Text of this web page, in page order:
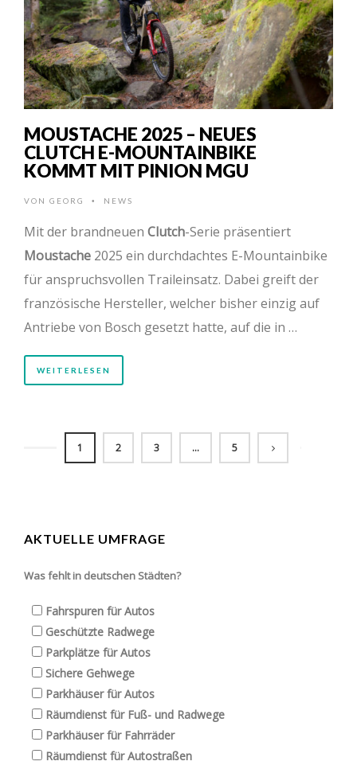
MOUSTACHE 2025 – NEUES
CLUTCH E-MOUNTAINBIKE
KOMMT MIT PINION MGU
VON GEORG • NEWS
Mit der brandneuen Clutch-Serie präsentiert
Moustache 2025 ein durchdachtes E-Mountainbike
für anspruchsvollen Traileinsatz. Dabei greift der
französische Hersteller, welcher bisher einzig auf
Antriebe von Bosch gesetzt hatte, auf die in …
WEITERLESEN
1 2 3 … 5
AKTUELLE UMFRAGE
Was fehlt in deutschen Städten?
Fahrspuren für Autos
Geschützte Radwege
Parkplätze für Autos
Sichere Gehwege
Parkhäuser für Autos
Räumdienst für Fuß- und Radwege
Parkhäuser für Fahrräder
Räumdienst für Autostraßen